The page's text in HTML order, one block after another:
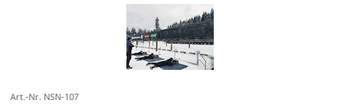
Art.-Nr. NSN-107